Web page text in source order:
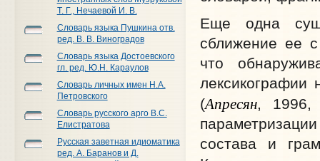
Т. Г., Нечаевой И. В.
Словарь языка Пушкина отв.
ред. В. В. Виноградов
Словарь языка Достоевского
гл. ред. Ю.Н. Караулов
Словарь личных имен Н.А.
Петровского
Словарь русского арго В.С.
Елистратова
Русская заветная идиоматика
ред. А. Баранов и Д.
Еще одна
сближение ее с
что
(Апресян, 1996,
состава и